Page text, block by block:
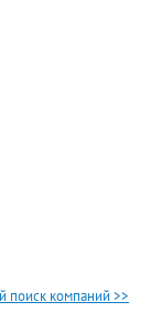
поиск компаний >>